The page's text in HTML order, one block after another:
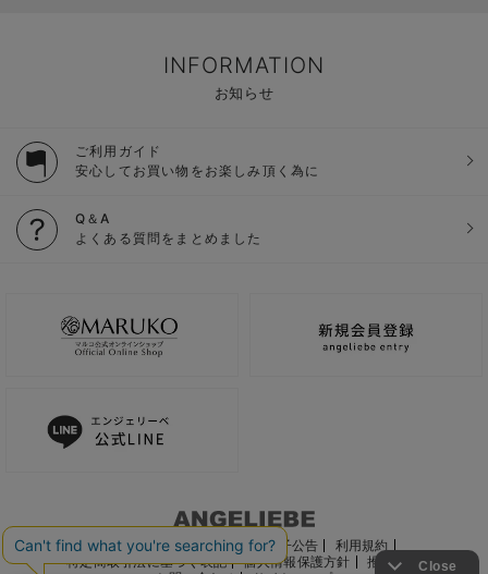
INFORMATION
お知らせ
ご利用ガイド
安心してお買い物をお楽しみ頂く為に
Q＆A
よくある質問をまとめました
ご利用ガイド 会社概要 電子公告
利用規約
特定商取引法に基づく表記
個人情報保護方針
推奨環境